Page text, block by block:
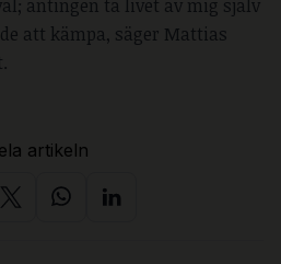
antingen ta livet av mig själv
att kämpa, säger Mattias
artikeln